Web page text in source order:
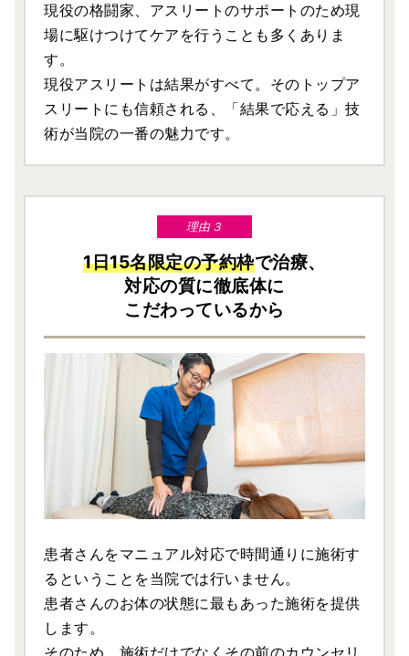
現役の格闘家、アスリートのサポートのため現
場に駆けつけてケアを行うことも多くありま
す。
現役アスリートは結果がすべて。そのトップア
スリートにも信頼される、「結果で応える」技
術が当院の一番の魅力です。
理由３
1日15名限定の予約枠で治療、
対応の質に徹底体に
こだわっているから
患者さんをマニュアル対応で時間通りに施術す
るということを当院では行いません。
患者さんのお体の状態に最もあった施術を提供
します。